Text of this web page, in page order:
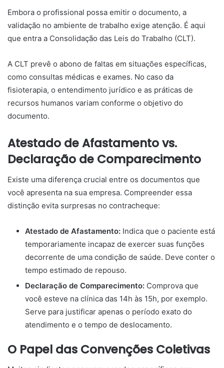
Embora o profissional possa emitir o documento, a
validação no ambiente de trabalho exige atenção. É aqui
que entra a Consolidação das Leis do Trabalho (CLT).
A CLT prevê o abono de faltas em situações específicas,
como consultas médicas e exames. No caso da
fisioterapia, o entendimento jurídico e as práticas de
recursos humanos variam conforme o objetivo do
documento.
Atestado de Afastamento vs.
Declaração de Comparecimento
Existe uma diferença crucial entre os documentos que
você apresenta na sua empresa. Compreender essa
distinção evita surpresas no contracheque:
Atestado de Afastamento: Indica que o paciente está
temporariamente incapaz de exercer suas funções
decorrente de uma condição de saúde. Deve conter o
tempo estimado de repouso.
Declaração de Comparecimento: Comprova que
você esteve na clínica das 14h às 15h, por exemplo.
Serve para justificar apenas o período exato do
atendimento e o tempo de deslocamento.
O Papel das Convenções Coletivas